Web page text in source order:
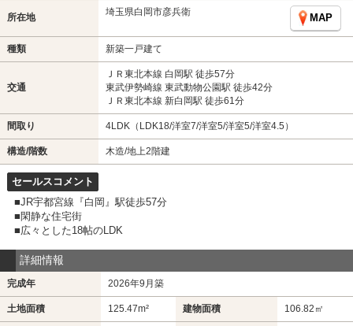
所在地 埼玉県白岡市彦兵衛
MAP
種類 新築一戸建て
交通
ＪＲ東北本線 白岡駅 徒歩57分
東武伊勢崎線 東武動物公園駅 徒歩42分
ＪＲ東北本線 新白岡駅 徒歩61分
間取り 4LDK（LDK18/洋室7/洋室5/洋室5/洋室4.5）
構造/階数 木造/地上2階建
セールスコメント
■JR宇都宮線『白岡』駅徒歩57分
■閑静な住宅街
■広々とした18帖のLDK
詳細情報
完成年 2026年9月築
土地面積 125.47m² 建物面積 106.82㎡